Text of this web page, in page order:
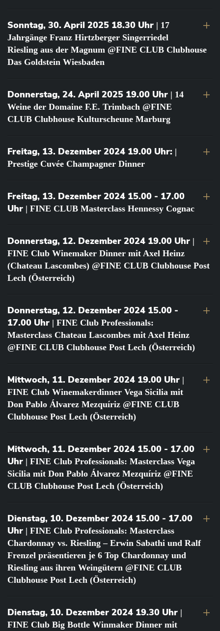
Sonntag, 30. April 2025 18.30 Uhr | 17
Jahrgänge Franz Hirtzberger Singerriedel
Riesling aus der Magnum @FINE CLUB Clubhouse
Das Goldstein Wiesbaden
Donnerstag, 24. April 2025 19.00 Uhr | 14
Weine der Domaine F.E. Trimbach @FINE
CLUB Clubhouse Kulturscheune Marburg
Freitag, 13. Dezember 2024 19.00 Uhr: |
Prestige Cuvée Champagner Dinner
Freitag, 13. Dezember 2024 15.00 - 17.00
Uhr | FINE CLUB Masterclass Hennessy Cognac
Donnerstag, 12. Dezember 2024 19.00 Uhr |
FINE Club Winemaker Dinner mit Axel Heinz
(Chateau Lascombes) @FINE CLUB Clubhouse Post
Lech (Österreich)
Donnerstag, 12. Dezember 2024 15.00 -
17.00 Uhr | FINE Club Professionals:
Masterclass Chateau Lascombes mit Axel Heinz
@FINE CLUB Clubhouse Post Lech (Österreich)
Mittwoch, 11. Dezember 2024 19.00 Uhr |
FINE Club Winemakerdinner Vega Sicilia mit
Don Pablo Álvarez Mezquíriz @FINE CLUB
Clubhouse Post Lech (Österreich)
Mittwoch, 11. Dezember 2024 15.00 - 17.00
Uhr | FINE Club Professionals: Masterclass Vega
Sicilia mit Don Pablo Álvarez Mezquíriz @FINE
CLUB Clubhouse Post Lech (Österreich)
Dienstag, 10. Dezember 2024 15.00 - 17.00
Uhr | FINE Club Professionals: Masterclass
Chardonnay vs. Riesling – Erwin Sabathi und Ralf
Frenzel präsentieren je 6 Top Chardonnay und
Riesling aus ihren Weingütern @FINE CLUB
Clubhouse Post Lech (Österreich)
Dienstag, 10. Dezember 2024 19.30 Uhr |
FINE Club Big Bottle Winmaker Dinner mit